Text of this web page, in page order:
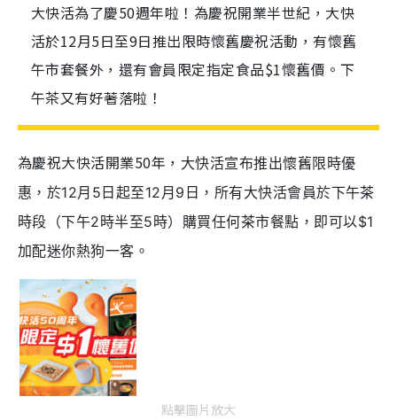
大快活為了慶50週年啦！為慶祝開業半世紀，大快
活於12月5日至9日推出限時懷舊慶祝活動，有懷舊
午市套餐外，還有會員限定指定食品$1懷舊價。下
午茶又有好著落啦！
為慶祝大快活開業50年， 大快活宣布推出懷舊限時優
惠，於12月5日起至12月9日，所有大快活會員於下午茶
時段（下午2時半至5時）購買任何茶市餐點，即可以$1
加配迷你熱狗一客。
點擊圖片放大